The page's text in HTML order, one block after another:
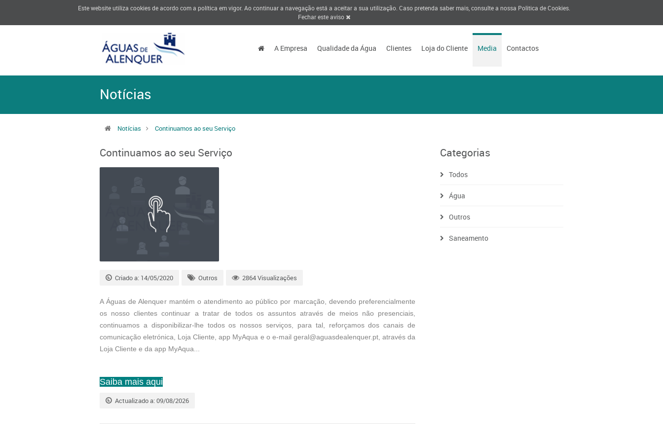
Este website utiliza cookies de acordo com a política em vigor. Ao continuar a navegação está a aceitar a sua utilização. Caso pretenda saber mais, consulte a nossa Politica de Cookies
Fechar este aviso
A Empresa Qualidade da Água Clientes Loja do Cliente Media Contactos
Notícias
Notícias Continuamos ao seu Serviço
Continuamos ao seu Serviço
Criado a: 14/05/2020 Outros 2864 Visualizações
A Águas de Alenquer mantém o atendimento ao público por marcação, devendo preferencialmente
os nosso clientes continuar a tratar de todos os assuntos através de meios não presenciais
continuamos a disponibilizar-lhe todos os nossos serviços, para tal, reforçamos dos canais de
comunicação eletrónica, Loja Cliente, app MyAqua e o e-mail geral@aguasdealenquer.pt, através da
Loja Cliente e da app MyAqua...
Saiba mais aqui
Actualizado a: 09/08/2026
Categorias
Todos
Água
Outros
Saneamento